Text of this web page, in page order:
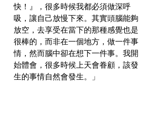
快！』，很多時候我都必須做深呼
吸，讓自己放慢下來。其實頭腦能夠
放空，去享受在當下的那種感覺也是
很棒的，而非在一個地方，做一件事
情，然而腦中卻在想下一件事。我開
始體會，很多時候上天會眷顧，該發
生的事情自然會發生。」